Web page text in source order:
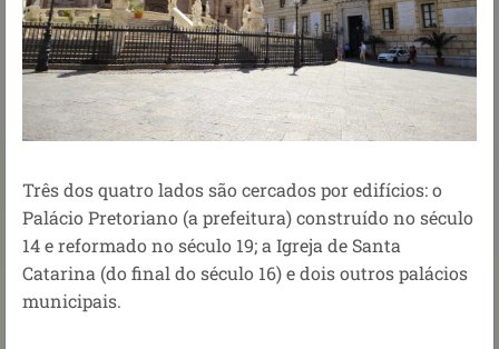
Três dos quatro lados são cercados por edifícios: o
Palácio Pretoriano (a prefeitura) construído no século
14 e reformado no século 19; a Igreja de Santa
Catarina (do final do século 16) e dois outros palácios
municipais.